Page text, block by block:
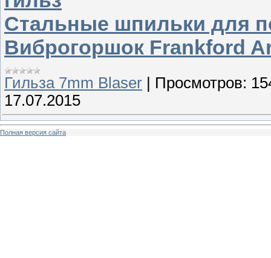
Стальные шпильки для
Виброгоршок Frankford
Гильза 7mm Blaser Просмотров:
17.07.2015
Полная версия сайта